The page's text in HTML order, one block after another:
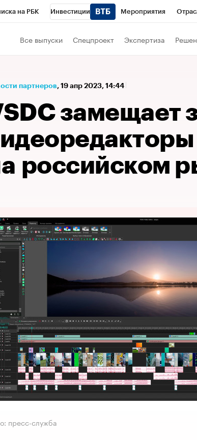
на РБК Инвестиции Мероприятия
и медиа
Все выпуски Спецпроект Экспертиза
партнеров⁠, 19 апр 2023, 14:44
замещает
российском
пресс-служба